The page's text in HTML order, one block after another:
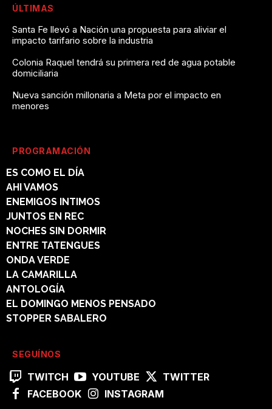
ÚLTIMAS
Santa Fe llevó a Nación una propuesta para aliviar el
impacto tarifario sobre la industria
Colonia Raquel tendrá su primera red de agua potable
domiciliaria
Nueva sanción millonaria a Meta por el impacto en
menores
PROGRAMACIÓN
ES COMO EL DÍA
AHI VAMOS
ENEMIGOS INTIMOS
JUNTOS EN REC
NOCHES SIN DORMIR
ENTRE TATENGUES
ONDA VERDE
LA CAMARILLA
ANTOLOGÍA
EL DOMINGO MENOS PENSADO
STOPPER SABALERO
SEGUÍNOS
TWITCH YOUTUBE
TWITTER
FACEBOOK
INSTAGRAM